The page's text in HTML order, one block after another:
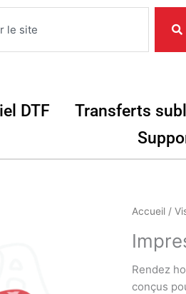
Objets
DTF Ouvrir Matériel DTF
Transferts
Accueil/
Rendez
conçus
quantité